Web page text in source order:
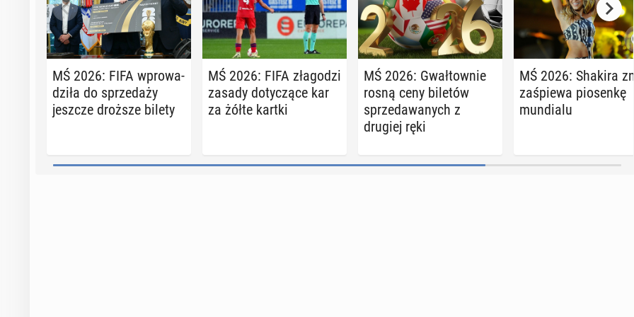
MŚ 2026: FIFA wpro­wa­
dzi­ła do sprze­da­ży
jeszcze droższe bilety
MŚ 2026: FIFA zła­go­dzi
zasady do­ty­czą­ce kar
za żółte kartki
MŚ 2026: Gwał­tow­nie
rosną ceny biletów
sprze­da­wa­nych z
drugiej ręki
MŚ 2026: Shakira
za­śpie­wa pio­sen­kę
mun­dia­lu